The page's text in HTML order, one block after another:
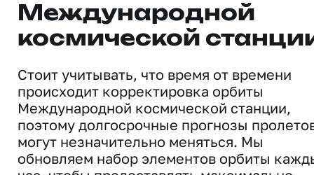
Международной
космической
Стоит учитывать, что время от времени
происходит корректировка орбиты
Международной космической станции,
поэтому долгосрочные прогнозы
могут незначительно меняться. Мы
обновляем набор элементов орбиты